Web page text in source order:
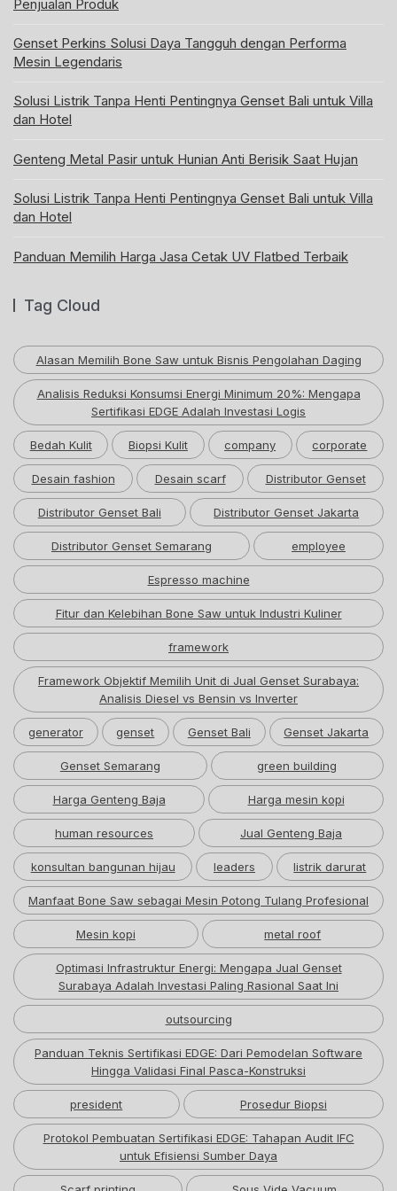
Penjualan Produk
Genset Perkins Solusi Daya Tangguh dengan Performa
Mesin Legendaris
Solusi Listrik Tanpa Henti Pentingnya Genset Bali untuk Villa
dan Hotel
Genteng Metal Pasir untuk Hunian Anti Berisik Saat Hujan
Solusi Listrik Tanpa Henti Pentingnya Genset Bali untuk Villa
dan Hotel
Panduan Memilih Harga Jasa Cetak UV Flatbed Terbaik
Tag Cloud
Alasan Memilih Bone Saw untuk Bisnis Pengolahan Daging
Analisis Reduksi Konsumsi Energi Minimum 20%: Mengapa
Sertifikasi EDGE Adalah Investasi Logis
Bedah Kulit Biopsi Kulit company corporate
Desain fashion Desain scarf Distributor Genset
Distributor Genset Bali Distributor Genset Jakarta
Distributor Genset Semarang employee
Espresso machine
Fitur dan Kelebihan Bone Saw untuk Industri Kuliner
framework
Framework Objektif Memilih Unit di Jual Genset Surabaya:
Analisis Diesel vs Bensin vs Inverter
generator genset Genset Bali Genset Jakarta
Genset Semarang green building
Harga Genteng Baja Harga mesin kopi
human resources Jual Genteng Baja
konsultan bangunan hijau leaders listrik darurat
Manfaat Bone Saw sebagai Mesin Potong Tulang Profesional
Mesin kopi metal roof
Optimasi Infrastruktur Energi: Mengapa Jual Genset
Surabaya Adalah Investasi Paling Rasional Saat Ini
outsourcing
Panduan Teknis Sertifikasi EDGE: Dari Pemodelan Software
Hingga Validasi Final Pasca-Konstruksi
president Prosedur Biopsi
Protokol Pembuatan Sertifikasi EDGE: Tahapan Audit IFC
untuk Efisiensi Sumber Daya